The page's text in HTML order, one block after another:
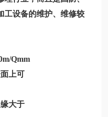
工设备的维护、维修较
Qmm
上可
大于